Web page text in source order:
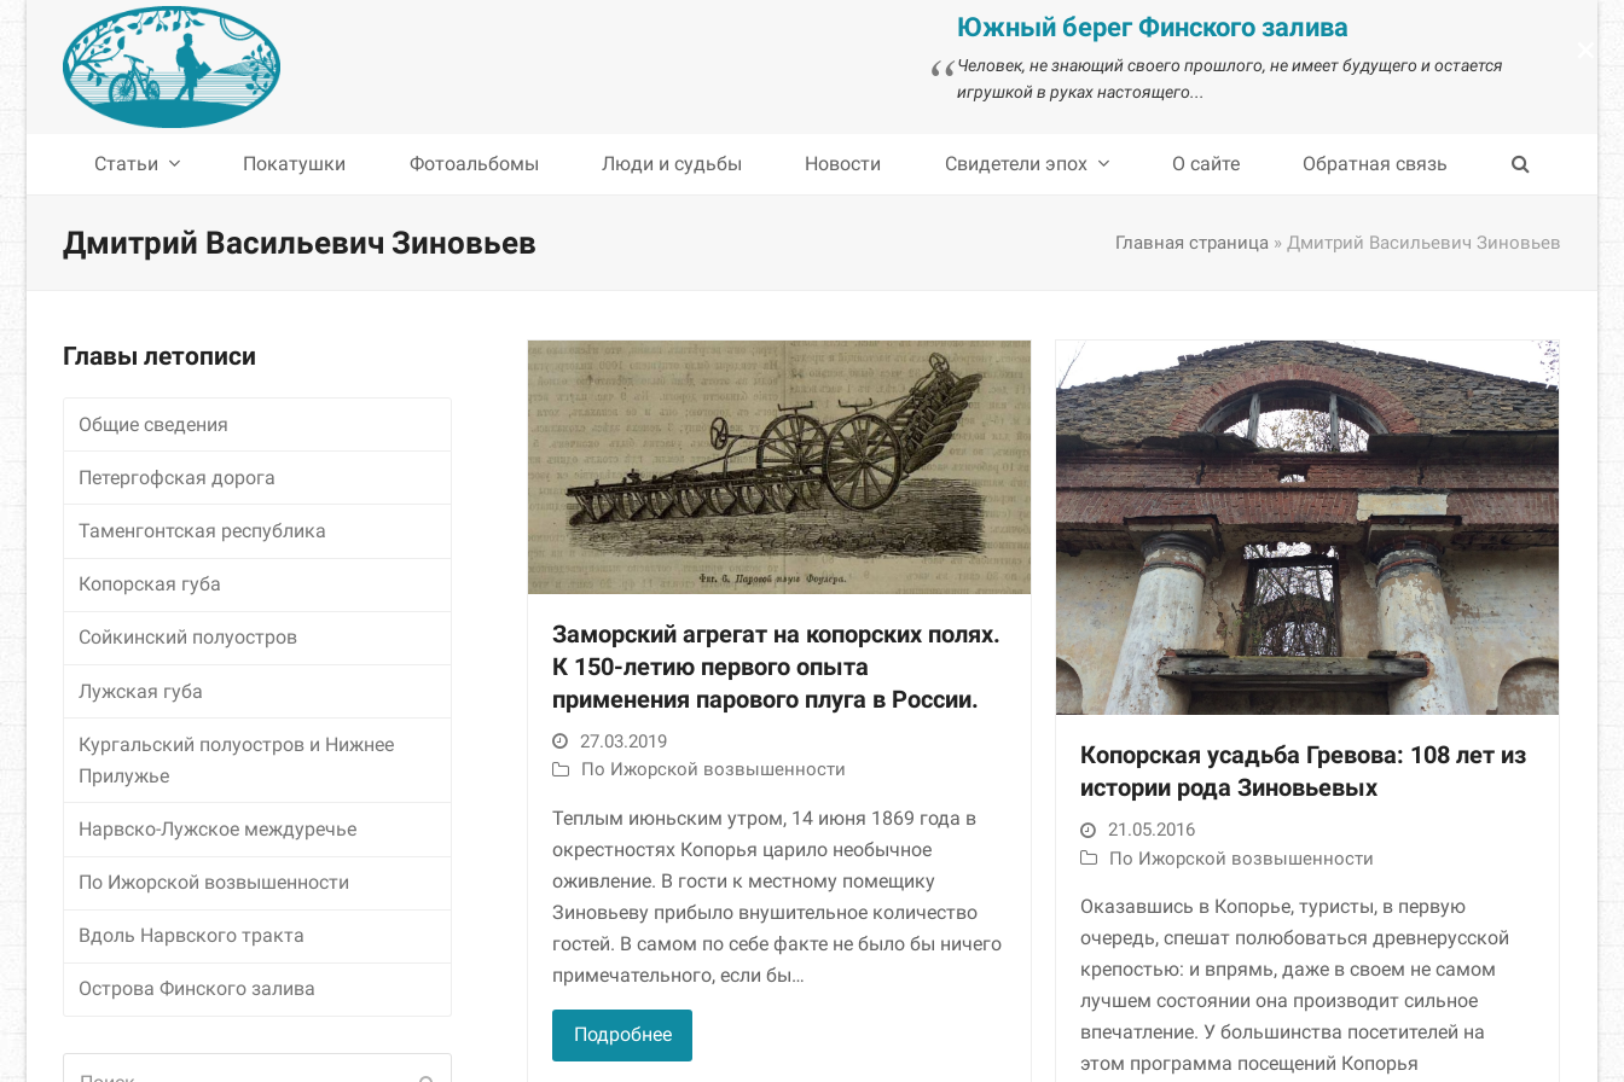
Южный берег Финского залива
Человек, не знающий своего прошлого, не имеет будущего и остается
игрушкой в руках настоящего...
Статьи Покатушки Фотоальбомы Люди и судьбы Новости Свидетели эпох О сайте Обратная связь
Дмитрий Васильевич Зиновьев Главная страница » Дмитрий Васильевич Зиновьев
Заморский агрегат на копорских полях.
К 150-летию первого опыта
применения парового плуга в России.
27.03.2019
По Ижорской возвышенности
Теплым июньским утром, 14 июня 1869 года в
окрестностях Копорья царило необычное
оживление. В гости к местному помещику
Зиновьеву прибыло внушительное количество
гостей. В самом по себе факте не было бы ничего
примечательного, если бы…
Подробнее
Копорская усадьба Гревова: 108 лет из
истории рода Зиновьевых
21.05.2016
По Ижорской возвышенности
Оказавшись в Копорье, туристы, в первую
очередь, спешат полюбоваться древнерусской
крепостью: и впрямь, даже в своем не самом
лучшем состоянии она производит сильное
впечатление. У большинства посетителей на
этом программа посещений Копорья
Главы летописи
Общие сведения
Петергофская дорога
Таменгонтская республика
Копорская губа
Сойкинский полуостров
Лужская губа
Кургальский полуостров и Нижнее
Прилужье
Нарвско-Лужское междуречье
По Ижорской возвышенности
Вдоль Нарвского тракта
Острова Финского залива
Необходимые
Использование
этих файлов cookie
обязательно. Они
необходимы для
функционирования
веб-сайта.